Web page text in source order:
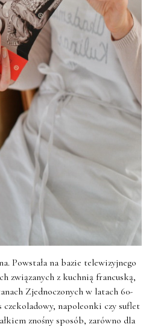
Powstała na bazie telewizyjnego
związanych z kuchnią francuską,
Zjednoczonych w latach 60-
czekoladowy, napoleonki czy suflet
znośny sposób, zarówno dla